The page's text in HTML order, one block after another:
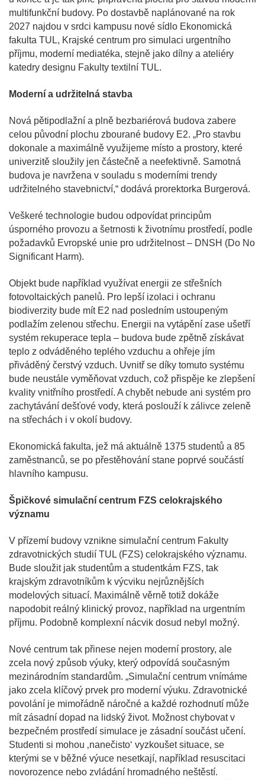
multifunkční budovy. Po dostavbě naplánované na rok
2027 najdou v srdci kampusu nové sídlo Ekonomická
fakulta TUL, Krajské centrum pro simulaci urgentního
příjmu, moderní mediatéka, stejně jako dílny a ateliéry
katedry designu Fakulty textilní TUL.
Moderní a udržitelná stavba
Nová pětipodlažní a plně bezbariérová budova zabere
celou původní plochu zbourané budovy E2. „Pro stavbu
dokonale a maximálně využijeme místo a prostory, které
univerzitě sloužily jen částečně a neefektivně. Samotná
budova je navržena v souladu s moderními trendy
udržitelného stavebnictví,“ dodává prorektorka Burgerová.
Veškeré technologie budou odpovídat principům
úsporného provozu a šetrnosti k životnímu prostředí, podle
požadavků Evropské unie pro udržitelnost – DNSH (Do No
Significant Harm).
Objekt bude například využívat energii ze střešních
fotovoltaických panelů. Pro lepší izolaci i ochranu
biodiverzity bude mít E2 nad posledním ustoupeným
podlažím zelenou střechu. Energii na vytápění zase ušetří
systém rekuperace tepla – budova bude zpětně získávat
teplo z odváděného teplého vzduchu a ohřeje jím
přiváděný čerstvý vzduch. Uvnitř se díky tomuto systému
bude neustále vyměňovat vzduch, což přispěje ke zlepšení
kvality vnitřního prostředí. A chybět nebude ani systém pro
zachytávání dešťové vody, která poslouží k zálivce zeleně
na střechách i v okolí budovy.
Ekonomická fakulta, jež má aktuálně 1375 studentů a 85
zaměstnanců, se po přestěhování stane poprvé součástí
hlavního kampusu.
Špičkové simulační centrum FZS celokrajského
významu
V přízemí budovy vznikne simulační centrum Fakulty
zdravotnických studií TUL (FZS) celokrajského významu.
Bude sloužit jak studentům a studentkám FZS, tak
krajským zdravotníkům k výcviku nejrůznějších
modelových situací. Maximálně věrně totiž dokáže
napodobit reálný klinický provoz, například na urgentním
příjmu. Podobně komplexní nácvik dosud nebyl možný.
Nové centrum tak přinese nejen moderní prostory, ale
zcela nový způsob výuky, který odpovídá současným
mezinárodním standardům. „Simulační centrum vnímáme
jako zcela klíčový prvek pro moderní výuku. Zdravotnické
povolání je mimořádně náročné a každé rozhodnutí může
mít zásadní dopad na lidský život. Možnost chybovat v
bezpečném prostředí simulace je zásadní součást učení.
Studenti si mohou ‚nanečisto‘ vyzkoušet situace, se
kterými se v běžné výuce nesetkají, například resuscitaci
novorozence nebo zvládání hromadného neštěstí.